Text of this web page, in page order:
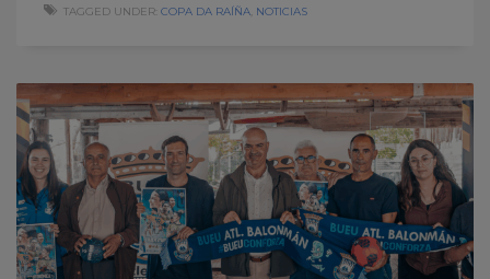
TAGGED UNDER: COPA DA RAÍÑA NOTICIAS